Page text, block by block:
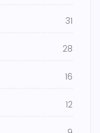
31
28
16
12